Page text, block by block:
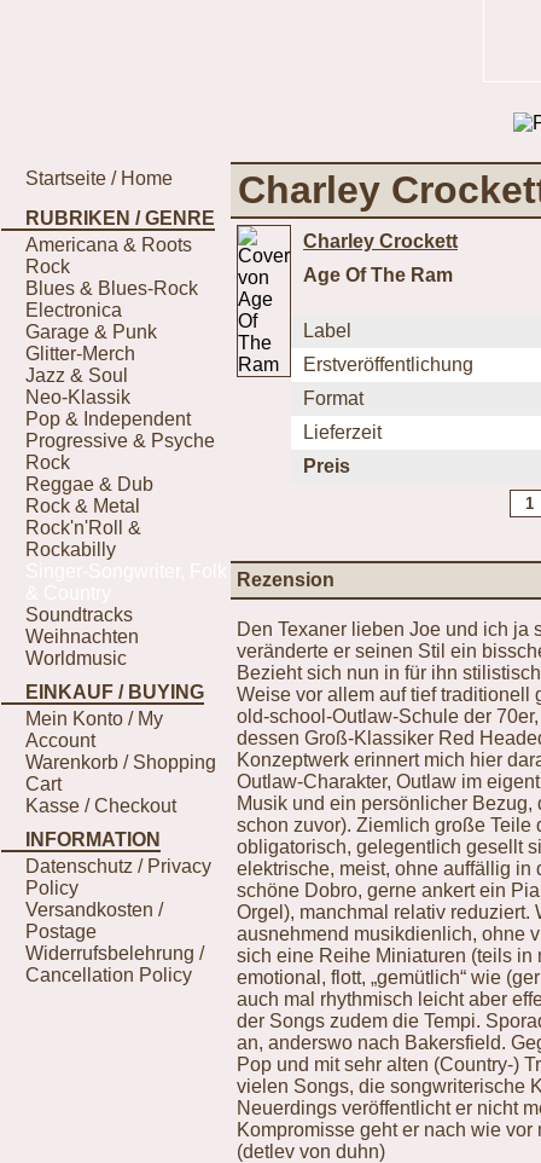
Startseite / Home
RUBRIKEN / GENRE
Americana & Roots
Rock
Blues & Blues-Rock
Electronica
Garage & Punk
Glitter-Merch
Jazz & Soul
Neo-Klassik
Pop & Independent
Progressive & Psyche
Rock
Reggae & Dub
Rock & Metal
Rock'n'Roll &
Rockabilly
Soundtracks
Weihnachten
Worldmusic
EINKAUF / BUYING
Mein Konto / My
Account
Warenkorb / Shopping
Cart
Kasse / Checkout
INFORMATION
Datenschutz / Privacy
Policy
Versandkosten /
Postage
Widerrufsbelehrung /
Cancellation Policy
Charley
Charley Crockett
Age Of The Ram
Label
Erstveröffentlichung
Format
Lieferzeit
Preis
Rezension
Den Texaner lieben Joe und ich
veränderte er seinen Stil ein
Bezieht sich nun in für ihn
Weise vor allem auf tief traditionell
old-school-Outlaw-Schule der
dessen Groß-Klassiker Red
Konzeptwerk erinnert mich hier
Outlaw-Charakter, Outlaw im
Musik und ein persönlicher
schon zuvor). Ziemlich große
obligatorisch, gelegentlich gesellt
elektrische, meist, ohne auffällig in
schöne Dobro, gerne ankert ein
Orgel), manchmal relativ
ausnehmend musikdienlich, ohne
sich eine Reihe Miniaturen (teils in
emotional, flott, „gemütlich“ wie
auch mal rhythmisch leicht aber
der Songs zudem die Tempi.
an, anderswo nach Bakersfield.
Pop und mit sehr alten (Country-)
vielen Songs, die songwriterische
Neuerdings veröffentlicht er nicht
Kompromisse geht er nach wie
(detlev von duhn)